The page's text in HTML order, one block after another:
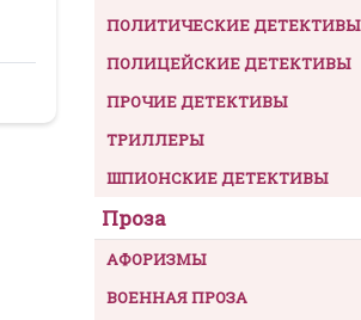
ПОЛИТИЧЕСКИЕ ДЕТЕКТИВЫ
ПОЛИЦЕЙСКИЕ ДЕТЕКТИВЫ
ПРОЧИЕ ДЕТЕКТИВЫ
ТРИЛЛЕРЫ
ШПИОНСКИЕ ДЕТЕКТИВЫ
Проза
АФОРИЗМЫ
ВОЕННАЯ ПРОЗА